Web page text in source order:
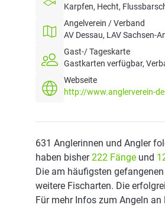
Karpfen, Hecht,
Angelverein / Verband
AV Dessau, LAV Sachsen-
Gast-/ Tageskarte
Gastkarten verfügbar,
Webseite
http://www.anglerverein-
631 Anglerinnen und Angler
haben bisher222 Fänge und
Die am häufigsten
weitere Fischarten. Die
Für mehr Infos zum Angeln